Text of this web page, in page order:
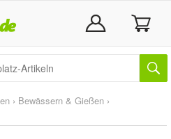
› Bewässern & Gießen ›